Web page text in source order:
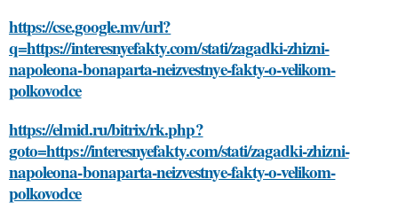
https://cse.google.mv/url?
q=https://interesnyefakty.com/stati/zagadki-zhizni-
napoleona-bonaparta-neizvestnye-fakty-o-velikom-
polkovodce
https://elmid.ru/bitrix/rk.php?
goto=https://interesnyefakty.com/stati/zagadki-zhizni-
napoleona-bonaparta-neizvestnye-fakty-o-velikom-
polkovodce